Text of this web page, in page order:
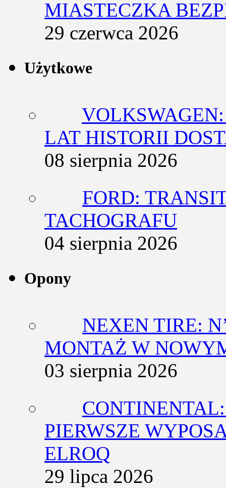
MIASTECZKA
29 czerwca 2026
Użytkowe
LAT HISTORII
08 sierpnia 2026
FORD:
TACHOGRAFU
04 sierpnia 2026
Opony
NEXEN TIRE:
MONTAŻ W
03 sierpnia 2026
PIERWSZE
ELROQ
29 lipca 2026